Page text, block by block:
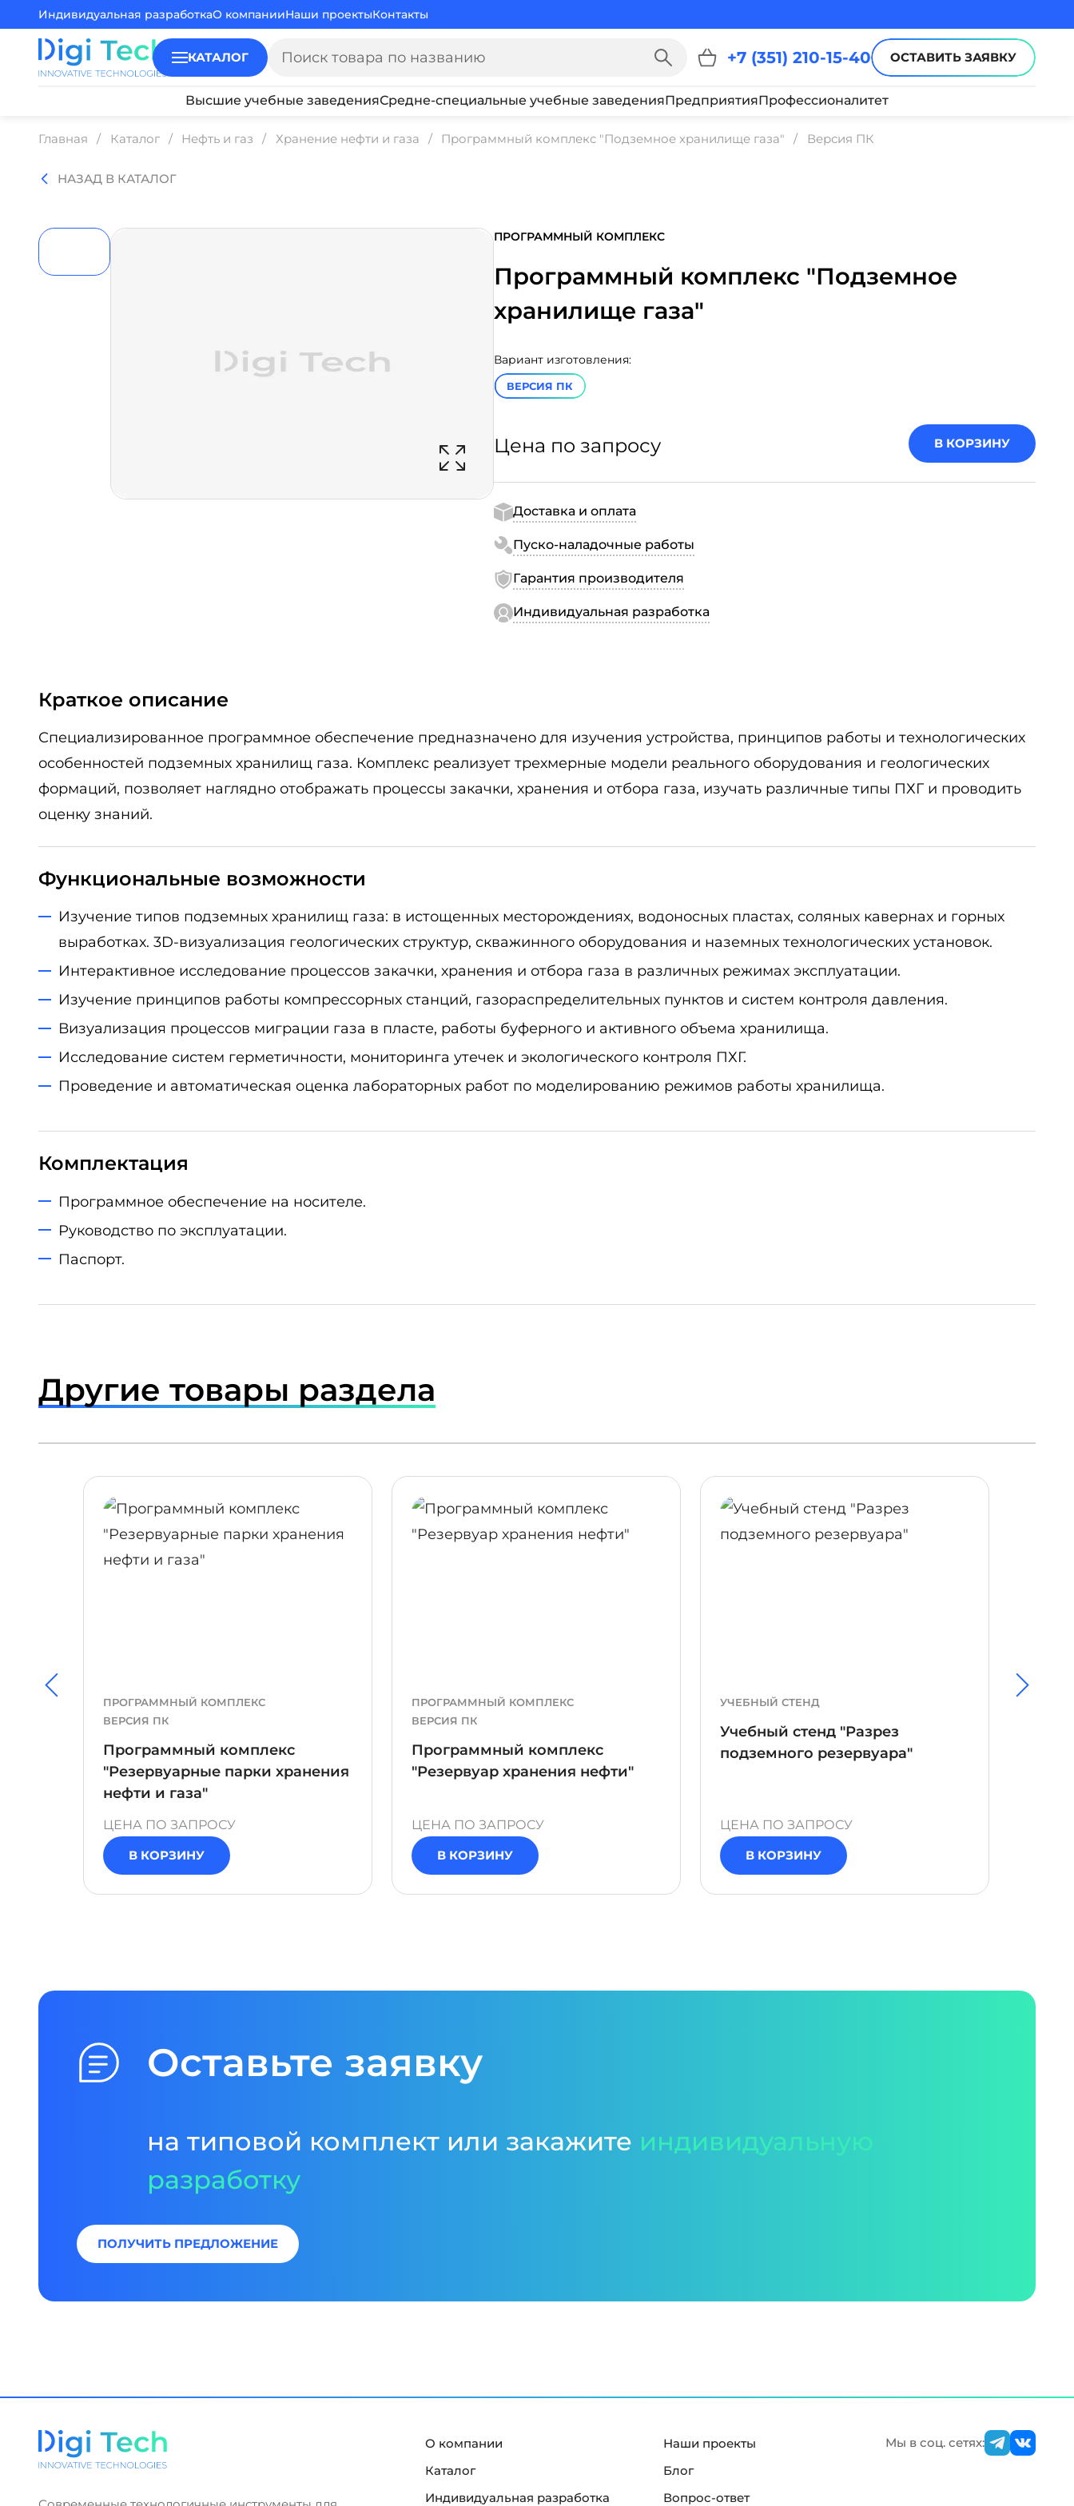
Индивидуальная разработкаО компанииНаши проектыКонтакты
КАТАЛОГ +7 (351) 210-15-40 ОСТАВИТЬ ЗАЯВКУ
Высшие учебные заведенияСредне-специальные учебные заведенияПредприятияПрофессионалитет
Главная Каталог Нефть и газ Хранение нефти и газа Программный комплекс "Подземное хранилище газа" Версия ПК
НАЗАД В КАТАЛОГ
ПРОГРАММНЫЙ КОМПЛЕКС
Программный комплекс "Подземное
хранилище газа"
Вариант изготовления:
ВЕРСИЯ ПК
Цена по запросу В КОРЗИНУ
Доставка и оплата
Пуско-наладочные работы
Гарантия производителя
Индивидуальная разработка
Краткое описание
Специализированное программное обеспечение предназначено для изучения устройства, принципов работы и технологических
особенностей подземных хранилищ газа. Комплекс реализует трехмерные модели реального оборудования и геологических
формаций, позволяет наглядно отображать процессы закачки, хранения и отбора газа, изучать различные типы ПХГ и проводить
оценку знаний.
Функциональные возможности
Изучение типов подземных хранилищ газа: в истощенных месторождениях, водоносных пластах, соляных кавернах и горных
выработках. 3D-визуализация геологических структур, скважинного оборудования и наземных технологических установок.
Интерактивное исследование процессов закачки, хранения и отбора газа в различных режимах эксплуатации.
Изучение принципов работы компрессорных станций, газораспределительных пунктов и систем контроля давления.
Визуализация процессов миграции газа в пласте, работы буферного и активного объема хранилища.
Исследование систем герметичности, мониторинга утечек и экологического контроля ПХГ.
Проведение и автоматическая оценка лабораторных работ по моделированию режимов работы хранилища.
Комплектация
Программное обеспечение на носителе.
Руководство по эксплуатации.
Паспорт.
Другие товары раздела
ПРОГРАММНЫЙ КОМПЛЕКС
ВЕРСИЯ ПК
Программный комплекс
"Резервуарные парки хранения
нефти и газа"
ЦЕНА ПО ЗАПРОСУ
В КОРЗИНУ
ПОДРОБНЕЕ
ПРОГРАММНЫЙ КОМПЛЕКС
ВЕРСИЯ ПК
Программный комплекс
"Резервуар хранения нефти"
ЦЕНА ПО ЗАПРОСУ
В КОРЗИНУ
ПОДРОБНЕЕ
УЧЕБНЫЙ СТЕНД
Учебный стенд "Разрез
подземного резервуара"
ЦЕНА ПО ЗАПРОСУ
В КОРЗИНУ
ПОДРОБНЕЕ
Оставьте заявку
на типовой комплект или закажите индивидуальную
разработку
ПОЛУЧИТЬ ПРЕДЛОЖЕНИЕ
О компании
Наши проекты
Каталог
Блог
Индивидуальная разработка
Вопрос-ответ
Мы в соц. сетях: